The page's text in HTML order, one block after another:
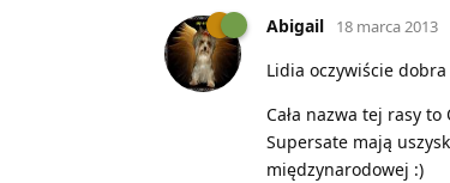
Abigail 18 marca 2013
Lidia oczywiście
Cała nazwa tej rasy
Supersate mają
międzynarodowej :)